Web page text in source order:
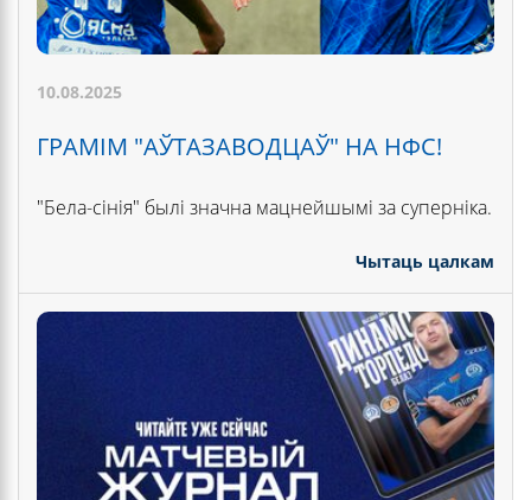
10.08.2025
ГРАМІМ "АЎТАЗАВОДЦАЎ" НА НФС!
"Бела-сінія" былі значна мацнейшымі за суперніка.
Чытаць цалкам